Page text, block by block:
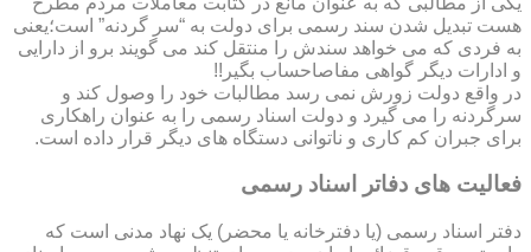
هست تبدیل شدن سند رسمی برای دولت به “سر گردنه” است؛یعنی
به فردی که می خواهد سندش را منتقل کند می گویند برو از دارایی
و ادارات دیگر گواهی مفاصاحساب بگیر!!
در واقع دولت زورش نمی رسد مطالبات خود را وصول کند و
سرگردنه را می گیرد و دولت اسناد رسمی را به عنوان راهکاری
برای جبران کم کاری و ناتوانی دستگاه های دیگر قرار داده است.
فعالیت های دفاتر اسناد رسمی
دفتر اسناد رسمی (یا دفترخانه یا محضر) یک نهاد مدنی است که